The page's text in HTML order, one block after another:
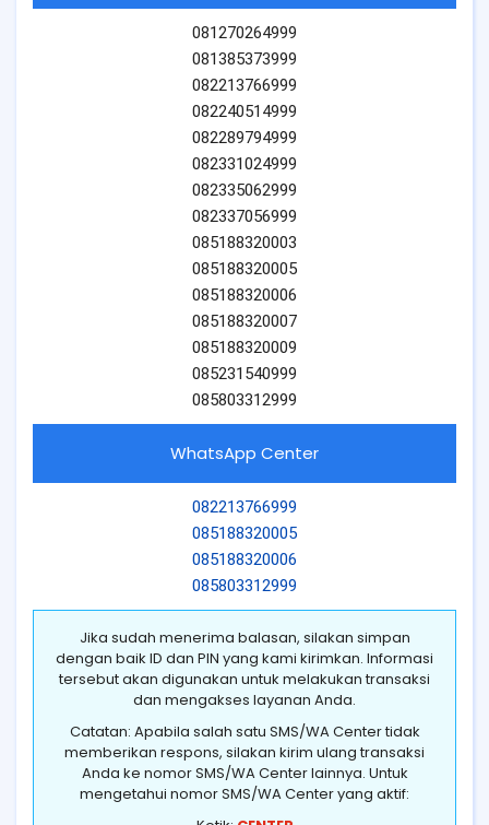
081270264999
081385373999
082213766999
082240514999
082289794999
082331024999
082335062999
082337056999
085188320003
085188320005
085188320006
085188320007
085188320009
085231540999
085803312999
WhatsApp Center
082213766999
085188320005
085188320006
085803312999
Jika sudah menerima balasan, silakan simpan
dengan baik ID dan PIN yang kami kirimkan. Informasi
tersebut akan digunakan untuk melakukan transaksi
dan mengakses layanan Anda.
Catatan: Apabila salah satu SMS/WA Center tidak
memberikan respons, silakan kirim ulang transaksi
Anda ke nomor SMS/WA Center lainnya. Untuk
mengetahui nomor SMS/WA Center yang aktif: